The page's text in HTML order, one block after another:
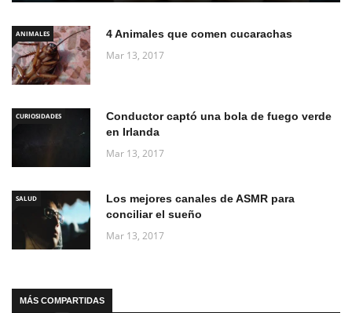
ANIMALES 4 Animales que comen cucarachas
Mar 13, 2017
CURIOSIDADES
Conductor captó una bola de fuego verde
en Irlanda
Mar 13, 2017
SALUD
Los mejores canales de ASMR para
conciliar el sueño
Mar 13, 2017
MÁS COMPARTIDAS